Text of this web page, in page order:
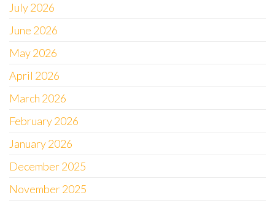
July 2026
June 2026
May 2026
April 2026
March 2026
February 2026
January 2026
December 2025
November 2025